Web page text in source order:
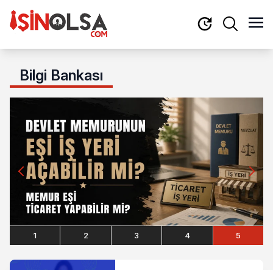
Bilgi Bankası
1 2 3 4 5